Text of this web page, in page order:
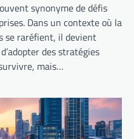
synonyme de défis
Dans un contexte où la
se raréfient, il devient
des stratégies
mais…